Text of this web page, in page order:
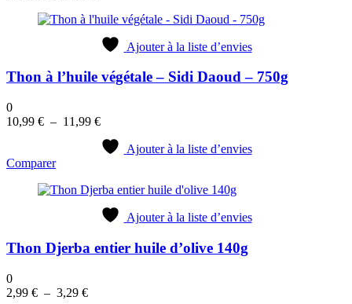
Ajouter à la liste d’envies
Thon à l’huile végétale – Sidi Daoud – 750g
0
10,99 € – 11,99 €Plage
prix :
11,99 €
Ajouter à la liste d’envies
Comparer
Ajouter à la liste d’envies
Thon Djerba entier huile d’olive 140g
0
2,99 € – 3,29 €Plage